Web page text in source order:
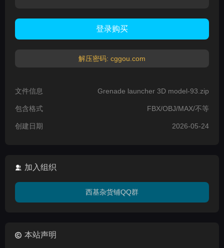
登录购买
解压密码: cggou.com
文件信息 Grenade launcher 3D model-93.zip
包含格式 FBX/OBJ/MAX/不等
创建日期 2026-05-24
加入组织
西基杂货铺QQ群
本站声明